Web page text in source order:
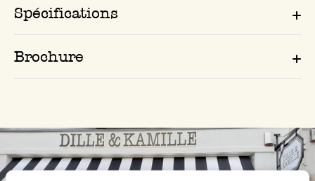
Spécifications
Brochure